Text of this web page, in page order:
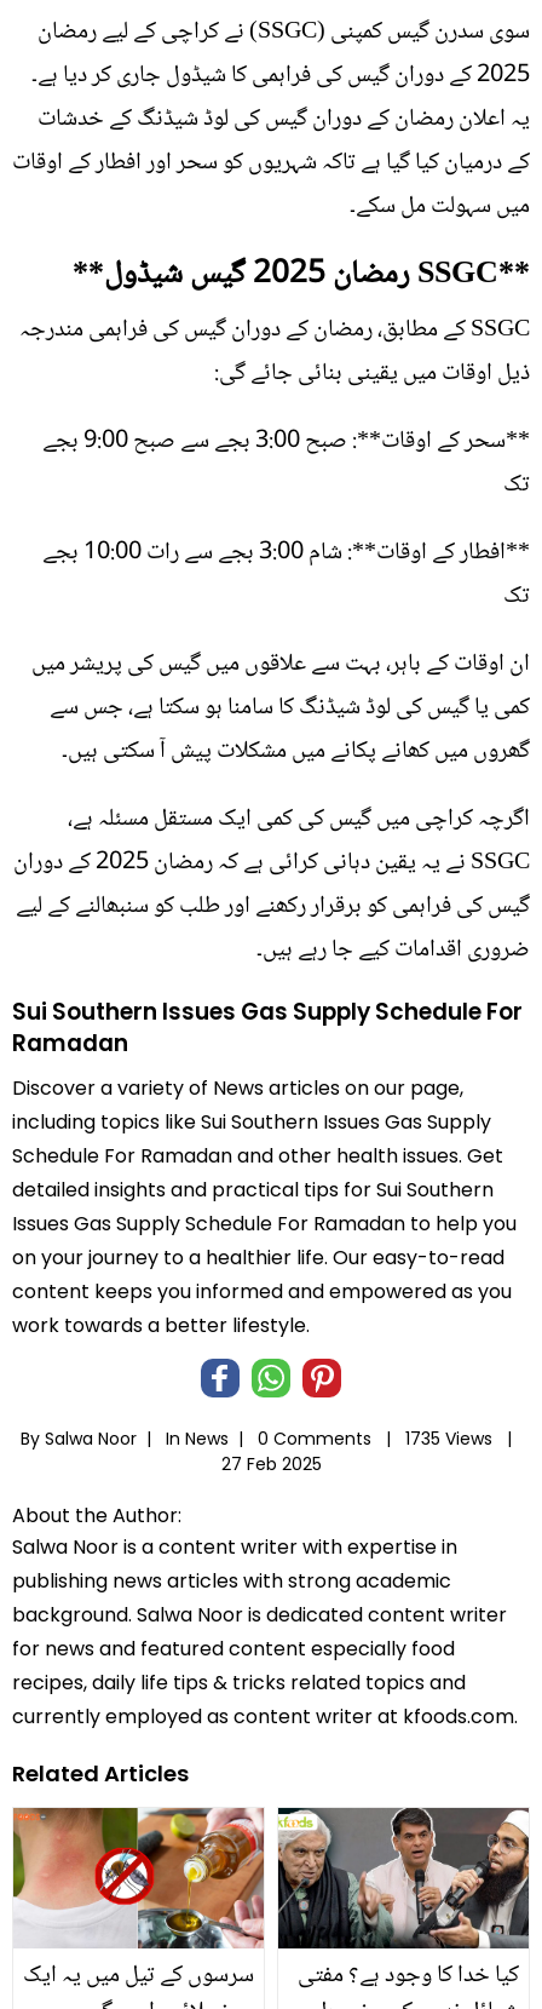
سوی سدرن گیس کمپنی (SSGC) نے کراچی کے لیے رمضان
2025 کے دوران گیس کی فراہمی کا شیڈول جاری کر دیا ہے۔
یہ اعلان رمضان کے دوران گیس کی لوڈ شیڈنگ کے خدشات
کے درمیان کیا گیا ہے تاکہ شہریوں کو سحر اور افطار کے اوقات
میں سہولت مل سکے۔
**SSGC رمضان 2025 گیس شیڈول**
SSGC کے مطابق، رمضان کے دوران گیس کی فراہمی مندرجہ
ذیل اوقات میں یقینی بنائی جائے گی:
**سحر کے اوقات**: صبح 3:00 بجے سے صبح 9:00 بجے
تک
**افطار کے اوقات**: شام 3:00 بجے سے رات 10:00 بجے
تک
ان اوقات کے باہر، بہت سے علاقوں میں گیس کی پریشر میں
کمی یا گیس کی لوڈ شیڈنگ کا سامنا ہو سکتا ہے، جس سے
گھروں میں کھانے پکانے میں مشکلات پیش آ سکتی ہیں۔
اگرچہ کراچی میں گیس کی کمی ایک مستقل مسئلہ ہے،
SSGC نے یہ یقین دہانی کرائی ہے کہ رمضان 2025 کے دوران
گیس کی فراہمی کو برقرار رکھنے اور طلب کو سنبھالنے کے لیے
ضروری اقدامات کیے جا رہے ہیں۔
Sui Southern Issues Gas Supply Schedule For
Ramadan
Discover a variety of News articles on our page,
including topics like Sui Southern Issues Gas Supply
Schedule For Ramadan and other health issues. Get
detailed insights and practical tips for Sui Southern
Issues Gas Supply Schedule For Ramadan to help you
on your journey to a healthier life. Our easy-to-read
content keeps you informed and empowered as you
work towards a better lifestyle.
By Salwa Noor | In News | 0 Comments |
1735 Views |
27 Feb 2025
About the Author:
Salwa Noor is a content writer with expertise in
publishing news articles with strong academic
background. Salwa Noor is dedicated content writer
for news and featured content especially food
recipes, daily life tips & tricks related topics and
currently employed as content writer at kfoods.com.
Related Articles
سرسوں کے تیل میں یہ ایک
کیا خدا کا وجود ہے؟ مفتی